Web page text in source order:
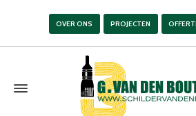
OVER ONS PROJECTEN